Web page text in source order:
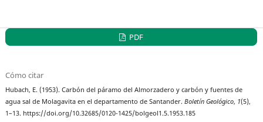
PDF
Cómo citar
Hubach, E. (1953). Carbón del páramo del Almorzadero y carbón y fuentes de
agua sal de Molagavita en el departamento de Santander.Boletín Geológico, 1(5),
1–13. https://doi.org/10.32685/0120-1425/bolgeol1.5.1953.185